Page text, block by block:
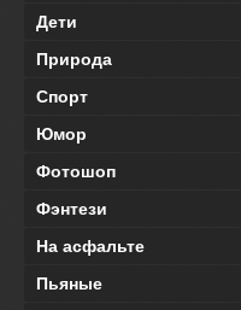
Дети
Природа
Спорт
Юмор
Фотошоп
Фэнтези
На асфальте
Пьяные